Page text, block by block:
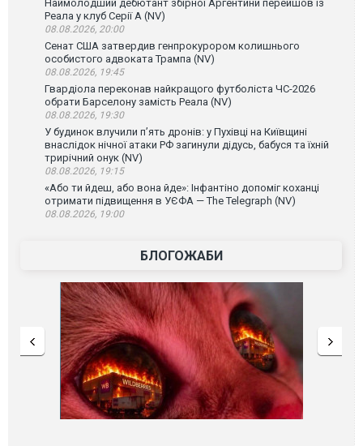
Наймолодший дебютант збірної Аргентини перейшов із
Реала у клуб Серії А (NV)
08.08.2026, 20:00
Сенат США затвердив генпрокурором колишнього
особистого адвоката Трампа (NV)
08.08.2026, 19:45
Гвардіола переконав найкращого футболіста ЧС-2026
обрати Барселону замість Реала (NV)
08.08.2026, 19:30
У будинок влучили п’ять дронів: у Пухівці на Київщині
внаслідок нічної атаки РФ загинули дідусь, бабуся та їхній
трирічний онук (NV)
08.08.2026, 19:15
«Або ти йдеш, або вона йде»: Інфантіно допоміг коханці
отримати підвищення в УЄФА — The Telegraph (NV)
08.08.2026, 19:00
БЛОГОЖАБИ